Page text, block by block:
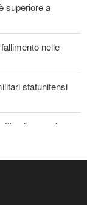
superiore a
nelle
statunitensi
la completa